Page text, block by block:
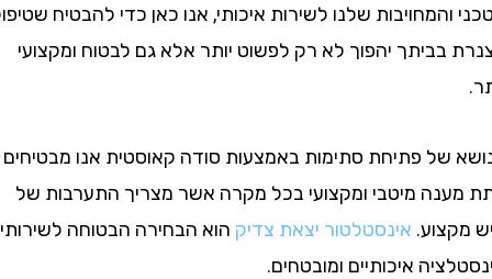
שלנו לשירות איכותי, אנו כאן כדי להבטיח שטיפול
יהפוך לא רק לפשוט יותר אלא גם לבטוח ומקצועי
פתיחת סתימות באמצעות סודה קאוסטית אנו מבטיחים
מיטבי ומקצועי בכל מקרה אשר מצריך התערבות של
אינסטלטור יצאת צדיק הוא הבחירה הבטוחה לשירותי
איכותיים ומובטחים.